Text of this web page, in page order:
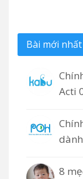
Bài mới nhất
Acti
8